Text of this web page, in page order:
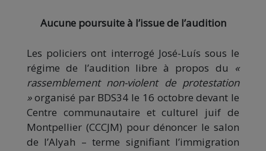
Aucune poursuite à l’issue de l’audition
Les policiers ont interrogé José-Luís sous le
régime de l’audition libre à propos du «
rassemblement non-violent de protestation
»organisé par BDS34 le 16 octobre devant le
Centre communautaire et culturel juif de
Montpellier (CCCJM) pour dénoncer le salon
de l’Alyah – terme signifiant l’immigration